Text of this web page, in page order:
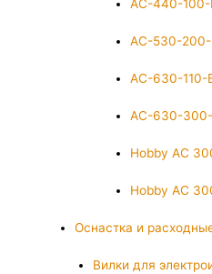
AC-440-100-
AC-530-200-
AC-630-110-
AC-630-
Hobby AC
Hobby AC
Оснастка и
Вилки для